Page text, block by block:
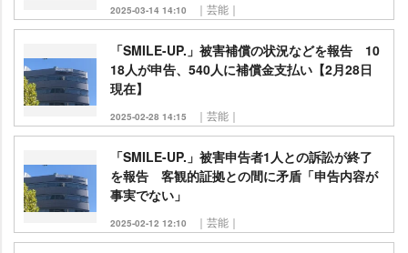
2025-03-14 14:10 ｜芸能｜
「SMILE-UP.」被害補償の状況などを報告 10
18人が申告、540人に補償金支払い【2月28日
現在】
2025-02-28 14:15 ｜芸能｜
「SMILE-UP.」被害申告者1人との訴訟が終了
を報告 客観的証拠との間に矛盾「申告内容が
事実でない」
2025-02-12 12:10 ｜芸能｜